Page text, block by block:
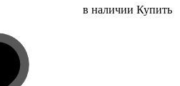
в наличии Купить